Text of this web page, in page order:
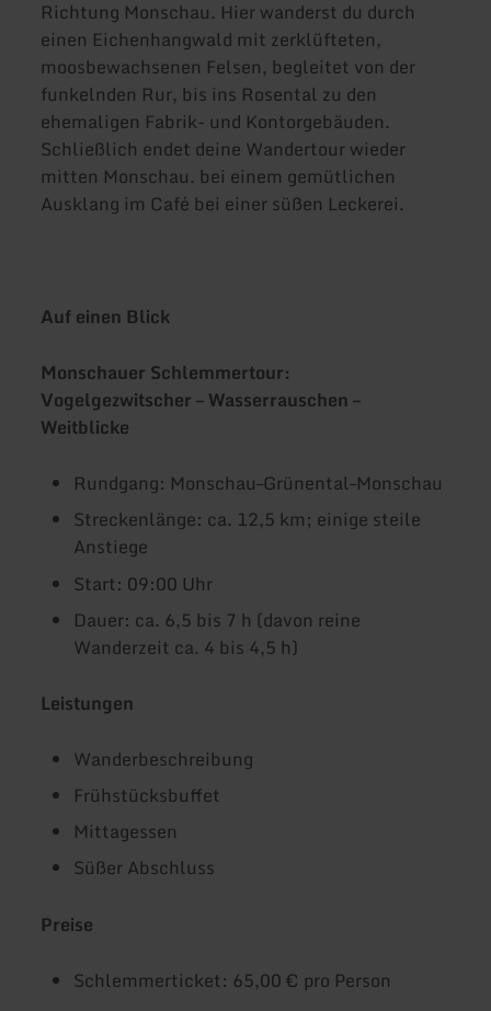
Richtung Monschau. Hier wanderst du durch
einen Eichenhangwald mit zerklüfteten,
moosbewachsenen Felsen, begleitet von der
funkelnden Rur, bis ins Rosental zu den
ehemaligen Fabrik- und Kontorgebäuden.
Schließlich endet deine Wandertour wieder
mitten Monschau. bei einem gemütlichen
Ausklang im Café bei einer süßen Leckerei.
Auf einen Blick
Monschauer Schlemmertour:
Vogelgezwitscher – Wasserrauschen –
Weitblicke
Rundgang: Monschau–Grünental–Monschau
Streckenlänge: ca. 12,5 km; einige steile
Anstiege
Start: 09:00 Uhr
Dauer: ca. 6,5 bis 7 h (davon reine
Wanderzeit ca. 4 bis 4,5 h)
Leistungen
Wanderbeschreibung
Frühstücksbuffet
Mittagessen
Süßer Abschluss
Preise
Schlemmerticket: 65,00 € pro Person